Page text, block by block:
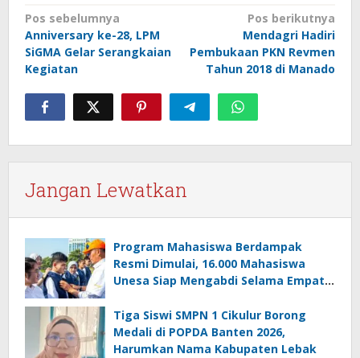
Navigasi
pos
Pos sebelumnya
Anniversary ke-28, LPM
SiGMA Gelar Serangkaian
Kegiatan
Pos berikutnya
Mendagri Hadiri
Pembukaan PKN Revmen
Tahun 2018 di Manado
Jangan Lewatkan
Program Mahasiswa Berdampak
Resmi Dimulai, 16.000 Mahasiswa
Unesa Siap Mengabdi Selama Empat
Tiga Siswi SMPN 1 Cikulur Borong
Medali di POPDA Banten 2026,
Harumkan Nama Kabupaten Lebak